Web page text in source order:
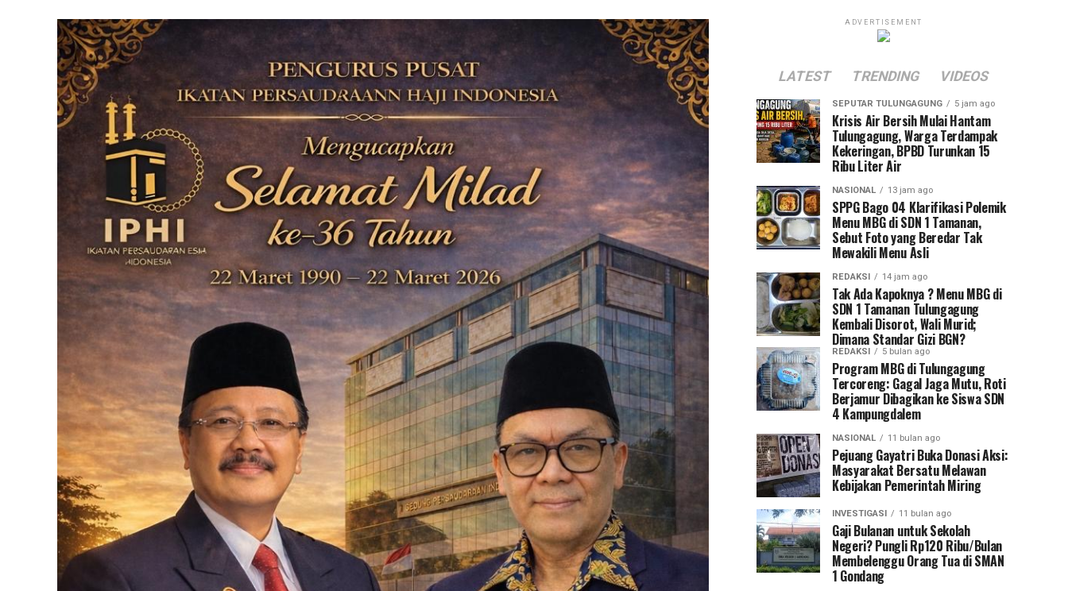
ADVERTISEMENT
LATEST TRENDING VIDEOS
SEPUTAR TULUNGAGUNG 5 jam ago
Krisis Air Bersih Mulai Hantam
Tulungagung, Warga Terdampak
Kekeringan, BPBD Turunkan 15
Ribu Liter Air
NASIONAL 13 jam ago
SPPG Bago 04 Klarifikasi Polemik
Menu MBG di SDN 1 Tamanan,
Sebut Foto yang Beredar Tak
Mewakili Menu Asli
REDAKSI 14 jam ago
Tak Ada Kapoknya ? Menu MBG di
SDN 1 Tamanan Tulungagung
Kembali Disorot, Wali Murid;
Dimana Standar Gizi BGN?
REDAKSI 5 bulan ago
Program MBG di Tulungagung
Tercoreng: Gagal Jaga Mutu, Roti
Berjamur Dibagikan ke Siswa SDN
4 Kampungdalem
NASIONAL 11 bulan ago
Pejuang Gayatri Buka Donasi Aksi:
Masyarakat Bersatu Melawan
Kebijakan Pemerintah Miring
INVESTIGASI 11 bulan ago
Gaji Bulanan untuk Sekolah
Negeri? Pungli Rp120 Ribu/Bulan
Membelenggu Orang Tua di SMAN
1 Gondang